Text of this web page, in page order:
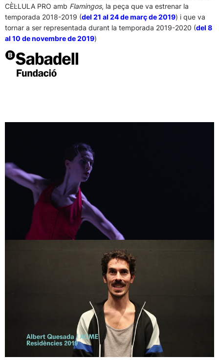
CÈL·LULA PRO amb Flamingos, la peça que va estrenar la
temporada 2018-2019 (del 21 al 24 de març de 2019) i que va
tornar a ser representada durant la temporada 2019-2020 (del 8
al 10 de novembre de 2019)